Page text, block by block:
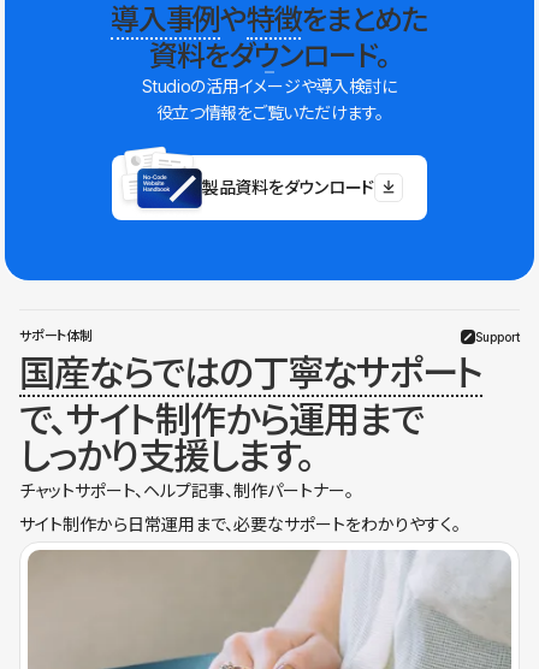
導入事例や特徴をまとめた
資料をダウンロード。
Studioの活用イメージや導入検討に
役立つ情報をご覧いただけます。
製品資料をダウンロード
サポート体制 Support
国産ならではの丁寧なサポート
で、サイト制作から運用まで
しっかり支援します。
チャットサポート、ヘルプ記事、制作パートナー。
サイト制作から日常運用まで、必要なサポートをわかりやすく。